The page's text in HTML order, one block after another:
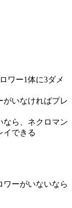
ワー1体に3ダメ
がいなければプレ
なら、ネクロマン
イできる
ワーがいないなら